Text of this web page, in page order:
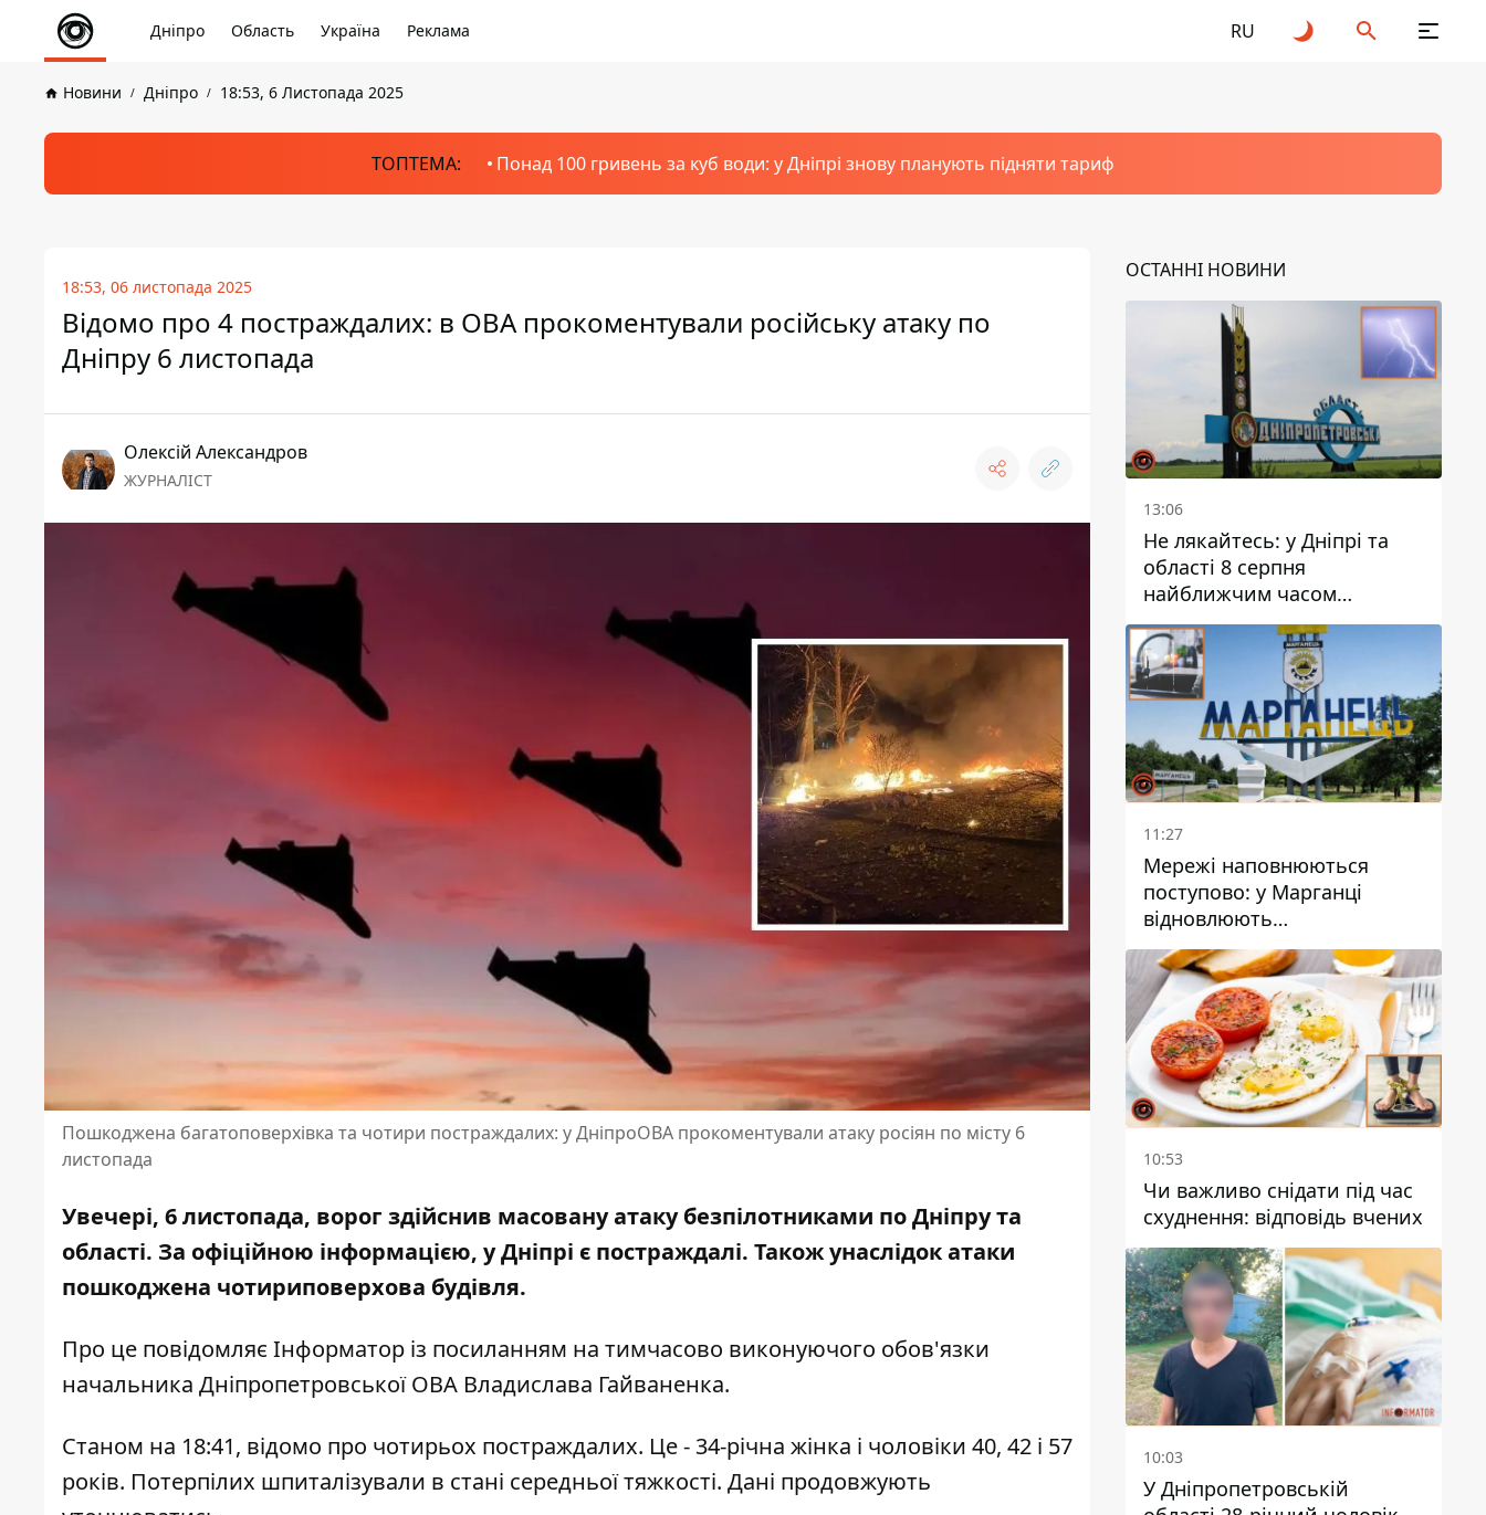
Дніпро Область Україна Реклама RU
Новини Дніпро 18:53, 6 Листопада 2025
ТОПТЕМА: Понад 100 гривень за куб води: у Дніпрі знову планують підняти тариф
18:53, 06 листопада 2025
Відомо про 4 постраждалих: в ОВА прокоментували російську атаку по
Дніпру 6 листопада
Олексій Александров
ЖУРНАЛІСТ
Пошкоджена багатоповерхівка та чотири постраждалих: у ДніпроОВА прокоментували атаку росіян по місту 6
листопада
Увечері, 6 листопада, ворог здійснив масовану атаку безпілотниками по Дніпру та
області. За офіційною інформацією, у Дніпрі є постраждалі. Також унаслідок атаки
пошкоджена чотириповерхова будівля.
Про це повідомляє Інформатор із посиланням на тимчасово виконуючого обов'язки
начальника Дніпропетровської ОВА Владислава Гайваненка.
Станом на 18:41, відомо про чотирьох постраждалих. Це - 34-річна жінка і чоловіки 40, 42 і 57
років. Потерпілих шпиталізували в стані середньої тяжкості. Дані продовжують
ОСТАННІ НОВИНИ
13:06
Не лякайтесь: у Дніпрі та
області 8 серпня
найближчим часом
очікується гроза
11:27
Мережі наповнюються
поступово: у Марганці
відновлюють
водопостачання
10:53
Чи важливо снідати під час
схуднення: відповідь вчених
10:03
У Дніпропетровській